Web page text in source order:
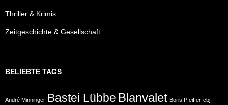
Thriller & Krimis
Zeitgeschichte & Gesellschaft
BELIEBTE TAGS
André Minninger Bastei Lübbe Blanvalet Boris Pfeiffer cbj